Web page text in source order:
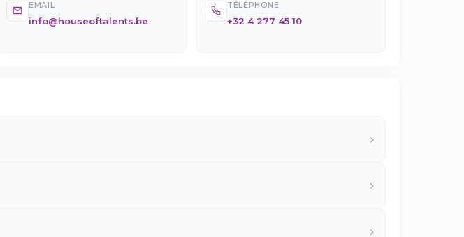
EMAIL
info@houseoftalents.be
TÉLÉPHONE
+32 4 277 45 10